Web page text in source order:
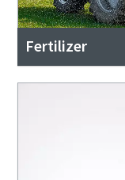
Fertilizer